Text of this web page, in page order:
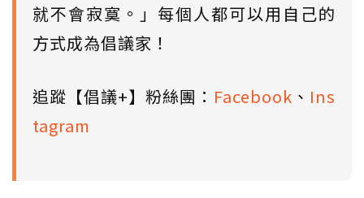
就不會寂寞。」每個人都可以用自己的
方式成為倡議家！
追蹤【倡議+】粉絲團： Facebook 、 Ins
tagram